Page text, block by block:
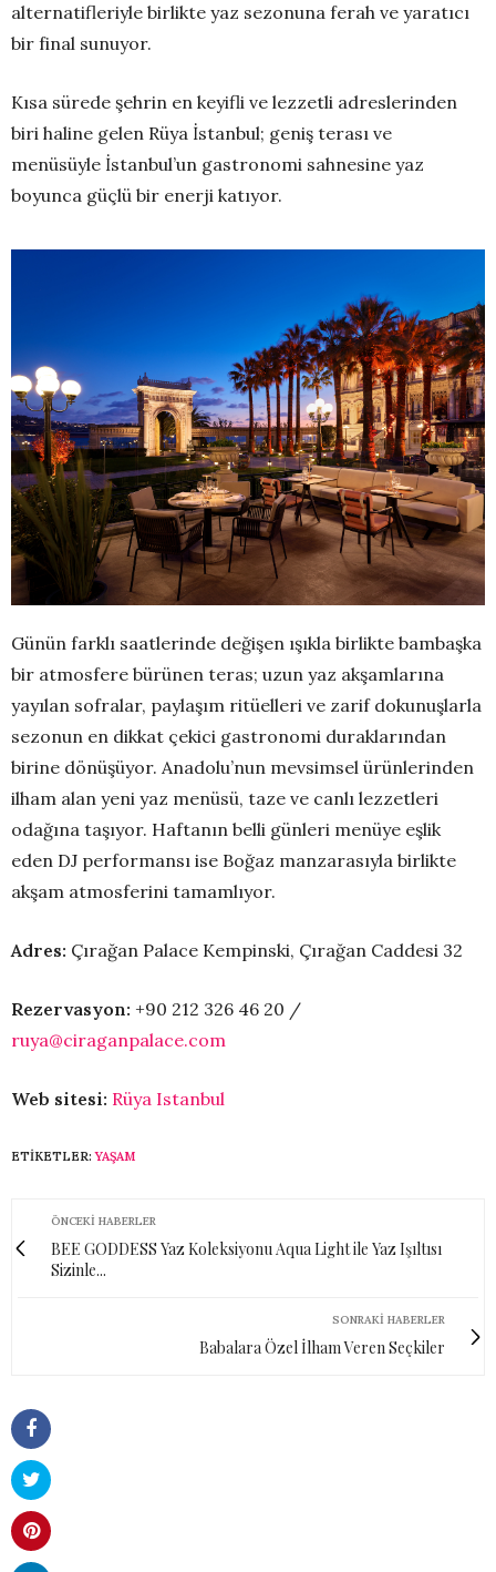
alternatifleriyle birlikte yaz sezonuna ferah ve yaratıcı
bir final sunuyor.
Kısa sürede şehrin en keyifli ve lezzetli adreslerinden
biri haline gelen Rüya İstanbul; geniş terası ve
menüsüyle İstanbul’un gastronomi sahnesine yaz
boyunca güçlü bir enerji katıyor.
Günün farklı saatlerinde değişen ışıkla birlikte bambaşka
bir atmosfere bürünen teras; uzun yaz akşamlarına
yayılan sofralar, paylaşım ritüelleri ve zarif dokunuşlarla
sezonun en dikkat çekici gastronomi duraklarından
birine dönüşüyor. Anadolu’nun mevsimsel ürünlerinden
ilham alan yeni yaz menüsü, taze ve canlı lezzetleri
odağına taşıyor. Haftanın belli günleri menüye eşlik
eden DJ performansı ise Boğaz manzarasıyla birlikte
akşam atmosferini tamamlıyor.
Adres: Çırağan Palace Kempinski, Çırağan Caddesi 32
Rezervasyon: +90 212 326 46 20 /
ruya@ciraganpalace.com
Web sitesi: Rüya Istanbul
ETIKETLER:YAŞAM
ÖNCEKI HABERLER
BEE GODDESS Yaz Koleksiyonu Aqua Light ile Yaz Işıltısı
Sizinle...
SONRAKI HABERLER
Babalara Özel İlham Veren Seçkiler